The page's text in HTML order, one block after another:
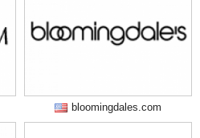
bloomingdales.com